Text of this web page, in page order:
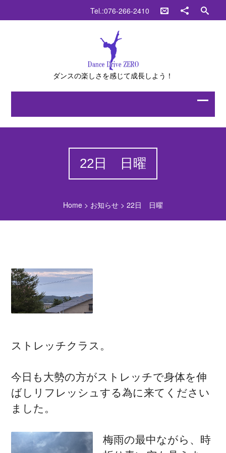
Tel.:076-266-2410
ダンスの楽しさを感じて成長しよう！
22日 日曜
Home> お知らせ> 22日 日曜
ストレッチクラス。
今日も大勢の方がストレッチで身体を伸
ばしリフレッシュする為に来てください
ました。
梅雨の最中ながら、時